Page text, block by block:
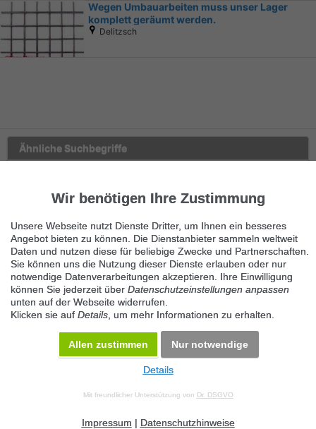
Wegen Umbauarbeiten muss unser Lager
komplett geräumt werden.
Delitzsch
Ähnliche Suchbegriffe
Haus & Garten
Gartengeräte
Garten- & Gewächshäuser
Pflanzen, Bäume, Sträucher
Sonstiges für Haus & Garten
Datenschutz Impressum Kontakt Datenschutz anpassen Desktop Version
Wir benötigen Ihre Zustimmung
Unsere Webseite nutzt Dienste Dritter, um Ihnen ein besseres
Angebot bieten zu können. Die Dienstanbieter sammeln weltweit
Daten und nutzen diese für beliebige Zwecke und Partnerschaften.
Sie können uns die Nutzung dieser Dienste erlauben oder nur
notwendige Datenverarbeitungen akzeptieren. Ihre Einwilligung
können Sie jederzeit über Datenschutzeinstellungen anpassen
unten auf der Webseite widerrufen.
Klicken sie auf Details , um mehr Informationen zu erhalten.
Allen zustimmen Nur notwendige
Details
Mit freundlicher Unterstützung von Dr. DSGVO
Impressum | Datenschutzhinweise